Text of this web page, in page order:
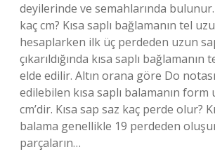
deyilerinde ve semahlarında bulunur.
kaç cm? Kısa saplı bağlamanın tel
hesaplarken ilk üç perdeden uzun
çıkarıldığında kısa saplı
elde edilir. Altın orana göre Do
edilebilen kısa saplı balamanın form
cm’dir. Kısa sap saz kaç perde olur?
balama genellikle 19 perdeden
parçaların…